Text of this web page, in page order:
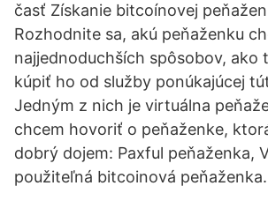
časť Získanie bitcoínovej
Rozhodnite sa, akú peňaženku
najjednoduchších spôsobov, ako
kúpiť ho od služby ponúkajúcej
Jedným z nich je virtuálna
chcem hovoriť o peňaženke,
dobrý dojem: Paxful peňaženka,
použiteľná bitcoinová peňaženka.